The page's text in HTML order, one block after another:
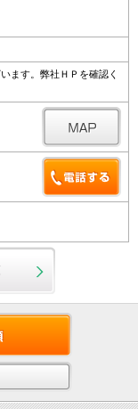
ます。弊社ＨＰを確認く